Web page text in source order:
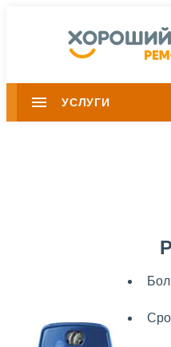
УСЛУГИ